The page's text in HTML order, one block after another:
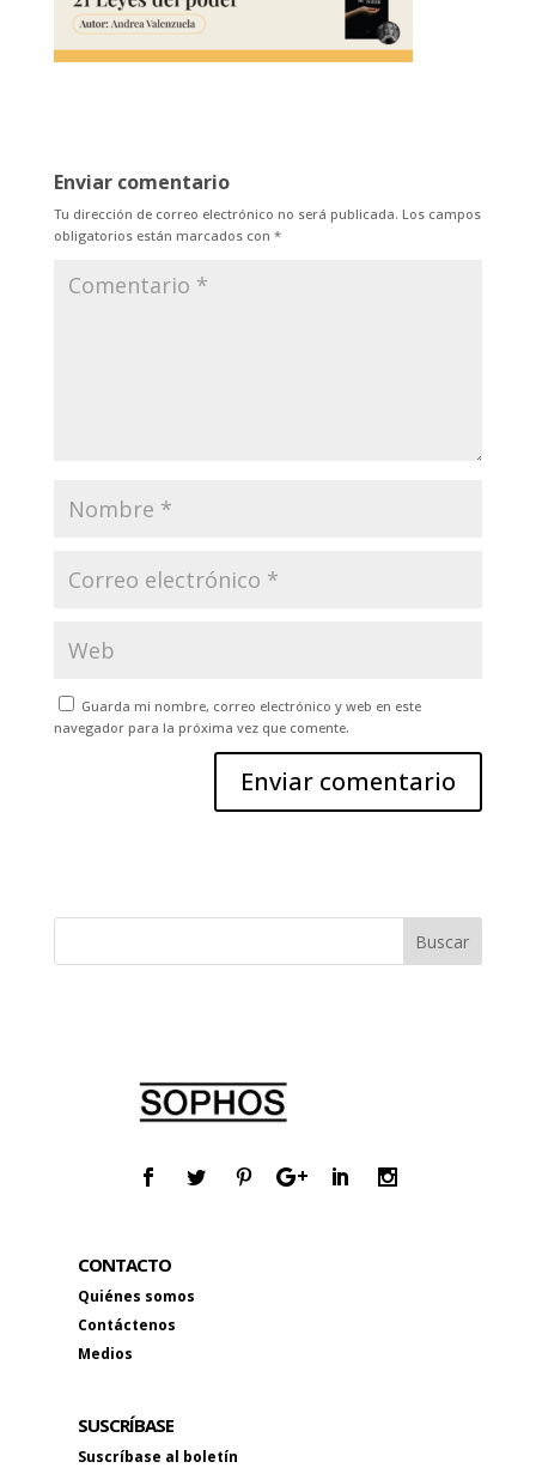
Enviar comentario
Tu dirección de correo electrónico no será publicada. Los campos
obligatorios están marcados con *
Guarda mi nombre, correo electrónico y web en este
navegador para la próxima vez que comente.
CONTACTO
Quiénes somos
Contáctenos
Medios
SUSCRÍBASE
Suscríbase al boletín